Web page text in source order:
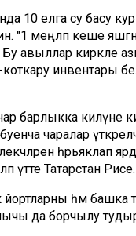
10 елга су басу
"1 меңләп кеше
авыллар кирәкле
коткару инвентары
барлыкка килүне
чаралар
һәрьяклап
үтте Татарстан Рәисе.
йортларны һәм
да борчылу